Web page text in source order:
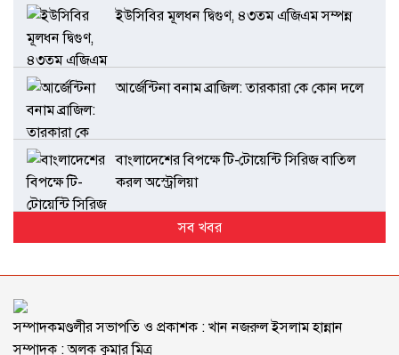
ইউসিবির মূলধন দ্বিগুণ, ৪৩তম এজিএম সম্পন্ন
আর্জেন্টিনা বনাম ব্রাজিল: তারকারা কে কোন দলে
বাংলাদেশের বিপক্ষে টি-টোয়েন্টি সিরিজ বাতিল
করল অস্ট্রেলিয়া
সব খবর
সম্পাদকমণ্ডলীর সভাপতি ও প্রকাশক : খান নজরুল ইসলাম হান্নান
সম্পাদক : অলক কুমার মিত্র